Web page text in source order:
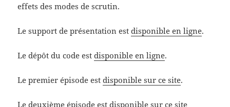
effets des modes de scrutin.
Le support de présentation estdisponible en ligne.
Le dépôt du code estdisponible en ligne.
Le premier épisode estdisponible sur ce site.
Le deuxième épisode estdisponible sur ce site